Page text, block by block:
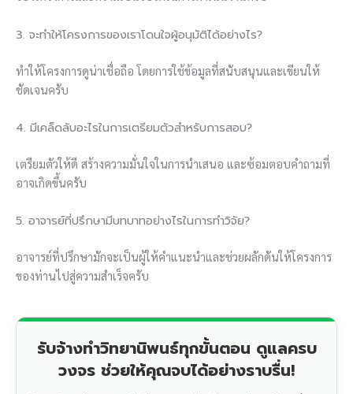
3. จะทำให้โครงการของเราโดนใจผู้อนุมัติได้อย่างไร?
ทำให้โครงการดูน่าเชื่อถือ โดยการใช้ข้อมูลที่สนับสนุนและเขียนให้
ชัดเจนครับ
4. มีเคล็ดลับอะไรในการเตรียมตัวสำหรับการสอบ?
เตรียมตัวให้ดี สร้างความมั่นใจในการนำเสนอ และซ้อมตอบคำถามที่
อาจเกิดขึ้นครับ
5. อาจารย์ที่ปรึกษามีบทบาทอย่างไรในการทำวิจัย?
อาจารย์ที่ปรึกษามักจะเป็นผู้ให้คำแนะนำและช่วยผลักดันให้โครงการ
ของท่านไปสู่ความสำเร็จครับ
รับจ้างทำวิทยานิพนธ์ทุกขั้นตอน ดูแลครบ
วงจร ช่วยให้คุณจบได้อย่างราบรื่น!